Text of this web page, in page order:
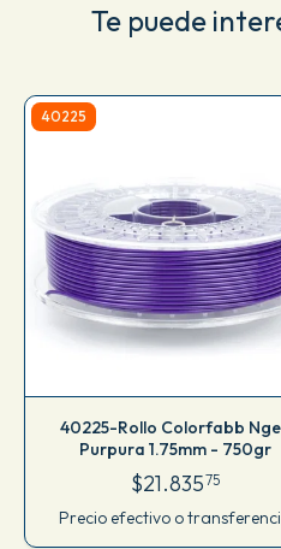
Te puede
40225
40225-Rollo Colorfabb
Purpura 1.75mm - 750gr
$21.83575
Precio efectivo o